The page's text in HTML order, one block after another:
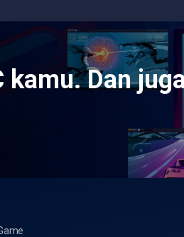
kamu. Dan